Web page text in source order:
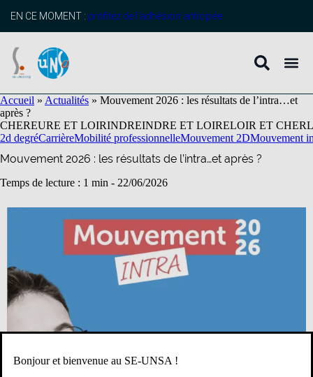
principal
EN CE MOMENT : profitez de l’adhésion anticipée
Accueil » Actualités » Mouvement 2026 : les résultats de l’intra…et
après ?
CHEREURE ET LOIRINDREINDRE ET LOIRELOIR ET CHER
2d degréCarrièreMobilité professionnelleMouvement 2DMouvement
Mouvement 2026 : les résultats de l’intra…et après ?
Temps de lecture : 1 min - 22/06/2026
Bonjour et bienvenue au SE-UNSA !